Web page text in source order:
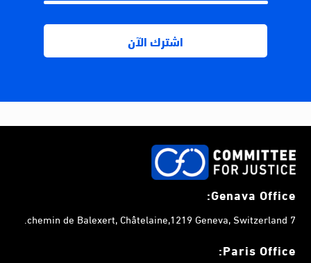
Genava Office:
7 chemin de Balexert, Châtelaine,1219 Geneva, Switzerland.
Paris Office: